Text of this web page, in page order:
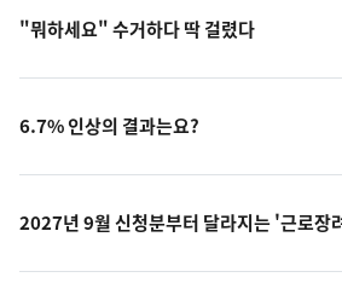
"뭐하세요" 수거하다 딱 걸렸다
6.7% 인상의 결과는요?
2027년 9월 신청분부터 달라지는 '근로장